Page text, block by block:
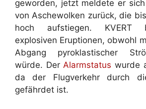
geworden, jetzt meldete er
von Aschewolken zurück, die
hoch aufstiegen. KVERT
explosiven Eruptionen, obwohl
Abgang pyroklastischer
würde. Der Alarmstatus wurde
da der Flugverkehr durch
gefährdet ist.